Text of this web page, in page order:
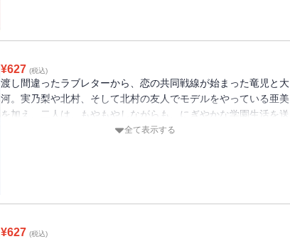
¥627 (税込)
渡し間違ったラブレターから、恋の共同戦線が始まった竜児と大
河。実乃梨や北村、そして北村の友人でモデルをやっている亜美
を加え、二人は、もやもやしながらも、にぎやかな学園生活を送
っていた。ある日、竜児は、小さな胸を気にしてプールの授業が
全て表示する
¥627 (税込)